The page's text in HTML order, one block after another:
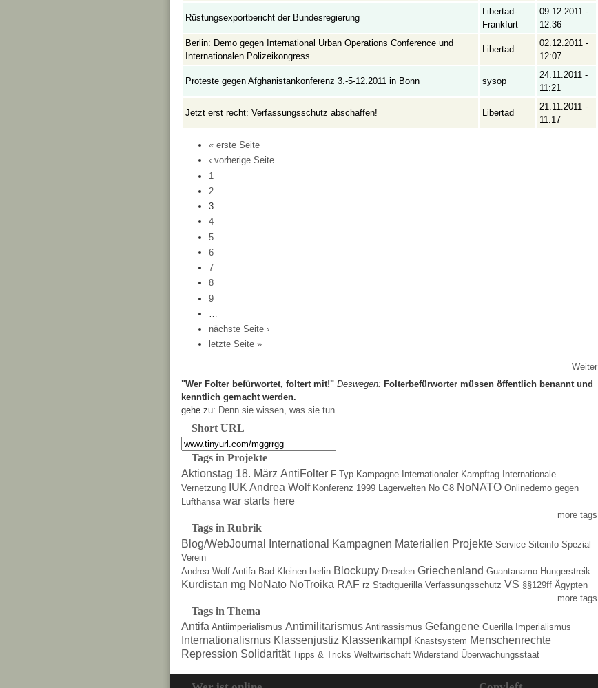
Rüstungsexportbericht der Bundesregierung
Libertad-
Frankfurt
09.12.2011 -
12:36
Berlin: Demo gegen International Urban Operations Conference und
Internationalen Polizeikongress
Libertad
02.12.2011 -
12:07
Proteste gegen Afghanistankonferenz 3.-5-12.2011 in Bonn sysop
24.11.2011 -
11:21
Jetzt erst recht: Verfassungsschutz abschaffen! Libertad
21.11.2011 -
11:17
« erste Seite
‹ vorherige Seite
1
2
3
4
5
6
7
8
9
nächste Seite ›
letzte Seite »
Weiter
"Wer Folter befürwortet, foltert mit!" Deswegen: Folterbefürworter müssen öffentlich benannt und
kenntlich gemacht werden.
gehe zu: Denn sie wissen, was sie tun
Short URL
Tags in Projekte
Aktionstag 18. März AntiFolter F-Typ-Kampagne Internationaler Kampftag Internationale
Vernetzung IUK Andrea Wolf Konferenz 1999 Lagerwelten No G8 NoNATO Onlinedemo gegen
Lufthansa war starts here
more tags
Tags in Rubrik
Blog/WebJournal International Kampagnen Materialien Projekte Service Siteinfo Spezial
Verein
Andrea Wolf Antifa Bad Kleinen berlin Blockupy Dresden Griechenland Guantanamo Hungerstreik
Kurdistan mg NoNato NoTroika RAF rz Stadtguerilla Verfassungsschutz VS §§129ff Ägypten
more tags
Tags in Thema
Antifa Antiimperialismus Antimilitarismus Antirassismus Gefangene Guerilla Imperialismus
Internationalismus Klassenjustiz Klassenkampf Knastsystem Menschenrechte
Repression Solidarität Tipps & Tricks Weltwirtschaft Widerstand Überwachungsstaat